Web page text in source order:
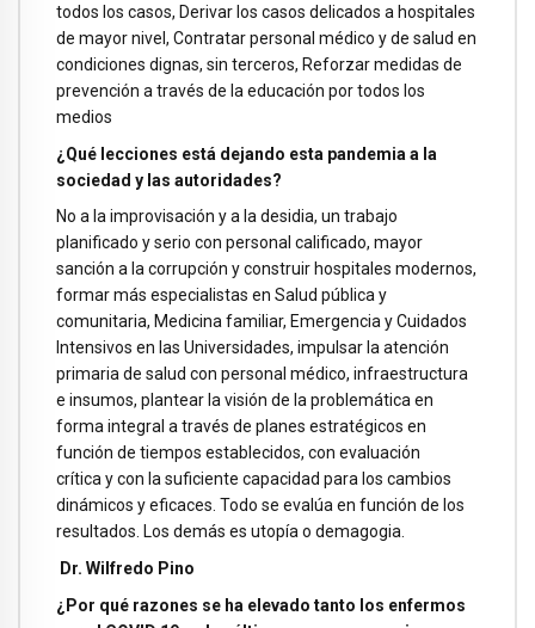
todos los casos, Derivar los casos delicados a hospitales
de mayor nivel, Contratar personal médico y de salud en
condiciones dignas, sin terceros, Reforzar medidas de
prevención a través de la educación por todos los
medios
¿Qué lecciones está dejando esta pandemia a la
sociedad y las autoridades?
No a la improvisación y a la desidia, un trabajo
planificado y serio con personal calificado, mayor
sanción a la corrupción y construir hospitales modernos,
formar más especialistas en Salud pública y
comunitaria, Medicina familiar, Emergencia y Cuidados
Intensivos en las Universidades, impulsar la atención
primaria de salud con personal médico, infraestructura
e insumos, plantear la visión de la problemática en
forma integral a través de planes estratégicos en
función de tiempos establecidos, con evaluación
crítica y con la suficiente capacidad para los cambios
dinámicos y eficaces. Todo se evalúa en función de los
resultados. Los demás es utopía o demagogia.
Dr. Wilfredo Pino
¿Por qué razones se ha elevado tanto los enfermos